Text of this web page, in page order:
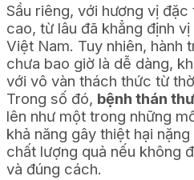
Sầu riêng, với hương vị
cao, từ lâu đã khẳng định
Việt Nam. Tuy nhiên, hành
chưa bao giờ là dễ dàng,
với vô vàn thách thức từ
Trong số đó, bệnh thán
lên như một trong những
khả năng gây thiệt hại
chất lượng quả nếu không
và đúng cách.